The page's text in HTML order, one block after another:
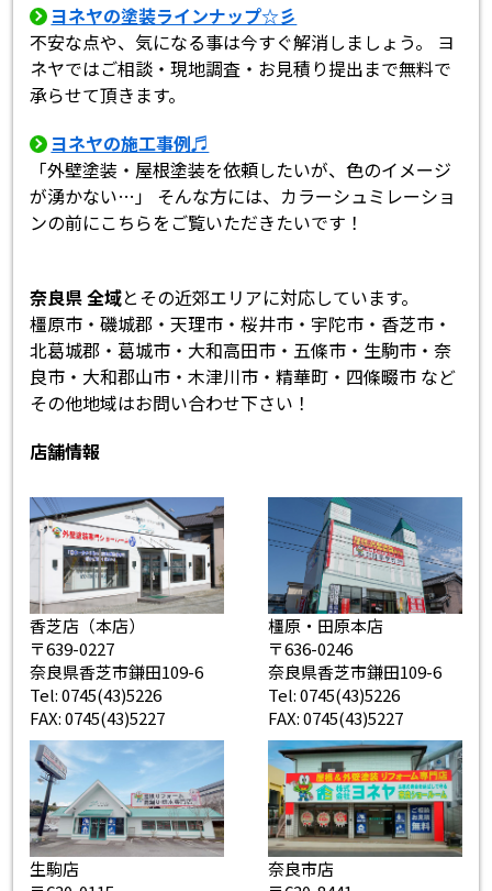
ヨネヤの塗装ラインナップ☆彡
不安な点や、気になる事は今すぐ解消しましょう。 ヨ
ネヤではご相談・現地調査・お見積り提出まで無料で
承らせて頂きます。
ヨネヤの施工事例♬
「外壁塗装・屋根塗装を依頼したいが、色のイメージ
が湧かない…」 そんな方には、カラーシュミレーショ
ンの前にこちらをご覧いただきたいです！
奈良県 全域とその近郊エリアに対応しています。
橿原市・磯城郡・天理市・桜井市・宇陀市・香芝市・
北葛城郡・葛城市・大和高田市・五條市・生駒市・奈
良市・大和郡山市・木津川市・精華町・四條畷市 など
その他地域はお問い合わせ下さい！
店舗情報
香芝店（本店）
〒639-0227
奈良県香芝市鎌田109-6
Tel: 0745(43)5226
FAX: 0745(43)5227
橿原・田原本店
〒636-0246
奈良県香芝市鎌田109-6
Tel: 0745(43)5226
FAX: 0745(43)5227
生駒店
奈良市店